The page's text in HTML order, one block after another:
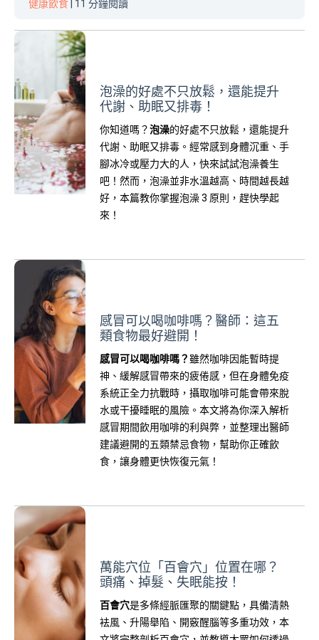
健康飲食 | 11 分鐘閱讀
泡澡的好處不只放鬆，還能提升
代謝、助眠又排毒！
你知道嗎？泡澡的好處不只放鬆，還能提升
代謝、助眠又排毒。經常感到身體沉重、手
腳冰冷或壓力大的人，快來試試泡澡養生
吧！然而，泡澡並非水溫越高、時間越長越
好，本篇教你掌握泡澡 3 原則，趕快學起
來！
感冒可以喝咖啡嗎？醫師：這五
類食物最好避開！
感冒可以喝咖啡嗎？ 雖然咖啡因能暫時提
神、緩解感冒帶來的疲倦感，但在身體免疫
系統正全力抗戰時，攝取咖啡可能會帶來脫
水或干擾睡眠的風險。本文將為你深入解析
感冒期間飲用咖啡的利與弊，並整理出醫師
建議避開的五類禁忌食物，幫助你正確飲
食，讓身體更快恢復元氣！
萬能穴位「百會穴」位置在哪？
頭痛、掉髮、失眠能按！
百會穴是多條經脈匯聚的關鍵點，具備清熱
袪風、升陽舉陷、開竅醒腦等多重功效，本